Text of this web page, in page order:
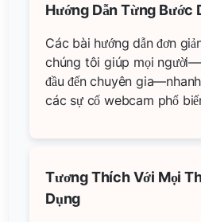
Hướng Dẫn Từng Bước
Các bài hướng dẫn đơn
chúng tôi giúp mọi
đầu đến chuyên
các sự cố webcam phổ
Tương Thích Với Mọi
Dụng